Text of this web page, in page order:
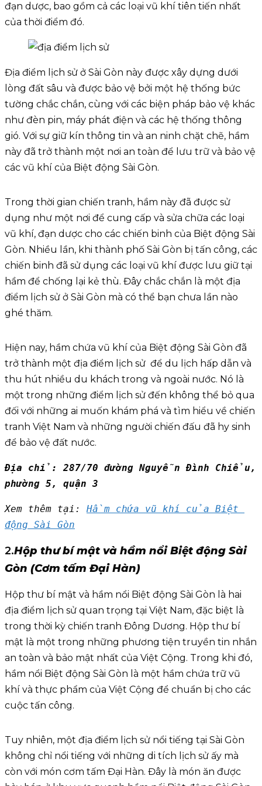
đạn dược, bao gồm cả các loại vũ khí tiên tiến nhất
của thời điểm đó.
Địa điểm lịch sử ở Sài Gòn này được xây dựng dưới
lòng đất sâu và được bảo vệ bởi một hệ thống bức
tường chắc chắn, cùng với các biện pháp bảo vệ khác
như đèn pin, máy phát điện và các hệ thống thông
gió. Với sự giữ kín thông tin và an ninh chặt chẽ, hầm
này đã trở thành một nơi an toàn để lưu trữ và bảo vệ
các vũ khí của Biệt động Sài Gòn.
Trong thời gian chiến tranh, hầm này đã được sử
dụng như một nơi để cung cấp và sửa chữa các loại
vũ khí, đạn dược cho các chiến binh của Biệt động Sài
Gòn. Nhiều lần, khi thành phố Sài Gòn bị tấn công, các
chiến binh đã sử dụng các loại vũ khí được lưu giữ tại
hầm để chống lại kẻ thù. Đây chắc chắn là một địa
điểm lịch sử ở Sài Gòn mà có thể bạn chưa lần nào
ghé thăm.
Hiện nay, hầm chứa vũ khí của Biệt động Sài Gòn đã
trở thành một địa điểm lịch sử để du lịch hấp dẫn và
thu hút nhiều du khách trong và ngoài nước. Nó là
một trong những điểm lịch sử đến không thể bỏ qua
đối với những ai muốn khám phá và tìm hiểu về chiến
tranh Việt Nam và những người chiến đấu đã hy sinh
để bảo vệ đất nước.
Địa chỉ: 287/70 đường Nguyễn Đình Chiểu,
phường 5, quận 3
Xem thêm tại: Hầm chứa vũ khí của Biệt
động Sài Gòn
2.Hộp thư bí mật và hầm nổi Biệt động Sài
Gòn (Cơm tấm Đại Hàn)
Hộp thư bí mật và hầm nổi Biệt động Sài Gòn là hai
địa điểm lịch sử quan trọng tại Việt Nam, đặc biệt là
trong thời kỳ chiến tranh Đông Dương. Hộp thư bí
mật là một trong những phương tiện truyền tin nhắn
an toàn và bảo mật nhất của Việt Cộng. Trong khi đó,
hầm nổi Biệt động Sài Gòn là một hầm chứa trữ vũ
khí và thực phẩm của Việt Cộng để chuẩn bị cho các
cuộc tấn công.
Tuy nhiên, một địa điểm lịch sử nổi tiếng tại Sài Gòn
không chỉ nổi tiếng với những di tích lịch sử ấy mà
còn với món cơm tấm Đại Hàn. Đây là món ăn được